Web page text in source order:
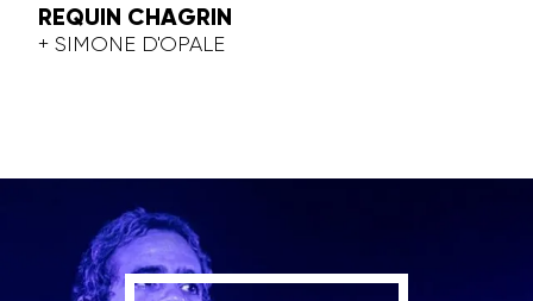
REQUIN CHAGRIN
+ SIMONE D'OPALE